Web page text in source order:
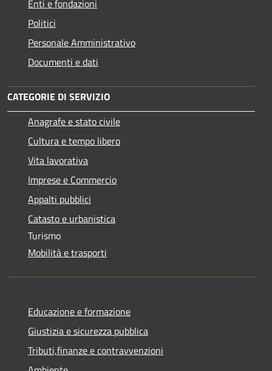
Enti e fondazioni
Politici
Personale Amministrativo
Documenti e dati
CATEGORIE DI SERVIZIO
Anagrafe e stato civile
Cultura e tempo libero
Vita lavorativa
Imprese e Commercio
Appalti pubblici
Catasto e urbanistica
Turismo
Mobilità e trasporti
Educazione e formazione
Giustizia e sicurezza pubblica
Tributi,finanze e contravvenzioni